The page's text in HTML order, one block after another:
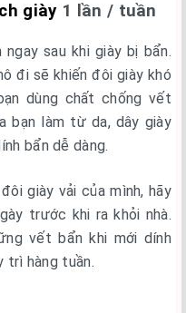
giày 1 lần / tuần
sau khi giày bị bẩn.
đi sẽ khiến đôi giày khó
dùng chất chống vết
bạn làm từ da, dây giày
bẩn dễ dàng.
giày vải của mình, hãy
trước khi ra khỏi nhà.
vết bẩn khi mới dính
trì hàng tuần.